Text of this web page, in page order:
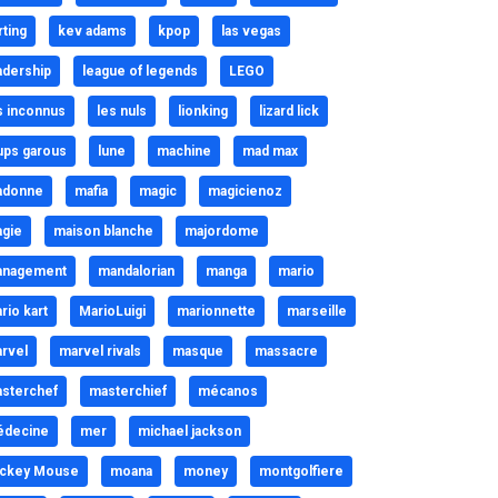
kev adams kpop las vegas
league of legends LEGO
inconnus les nuls lionking lizard lick
garous lune machine mad max
mafia magic magicienoz
maison blanche majordome
mandalorian manga mario
kart MarioLuigi marionnette marseille
marvel rivals masque massacre
masterchief mécanos
mer michael jackson
Mouse moana money montgolfiere